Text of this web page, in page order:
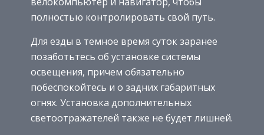
полностью контролировать свой путь.
Для езды в темное время суток заранее
позаботьтесь об установке системы
освещения, причем обязательно
побеспокойтесь и о задних габаритных
огнях. Установка дополнительных
светоотражателей также не будет лишней.